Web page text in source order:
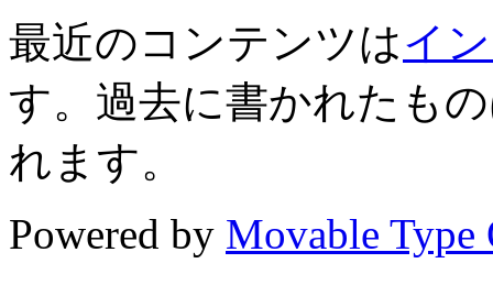
最近のコンテンツはイ
す。過去に書かれたも
れます。
Powered by Movable Type